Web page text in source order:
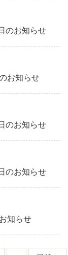
のお知らせ
お知らせ
のお知らせ
のお知らせ
知らせ